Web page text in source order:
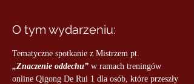
O tym wydarzeniu:
Tematyczne spotkanie z Mistrzem pt.
„Znaczenie oddechu” w ramach treningów
online Qigong De Rui 1 dla osób, które przeszły